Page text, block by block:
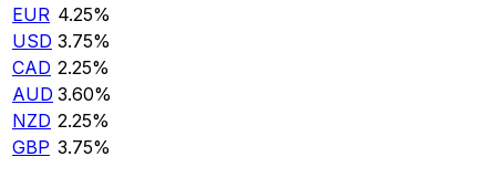
EUR 4.25%
USD 3.75%
CAD 2.25%
AUD 3.60%
NZD 2.25%
GBP 3.75%